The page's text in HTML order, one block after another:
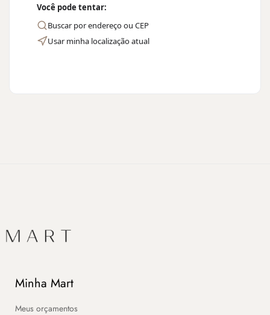
Você pode tentar:
Buscar por endereço ou CEP
Usar minha localização atual
Minha Mart
Meus orçamentos